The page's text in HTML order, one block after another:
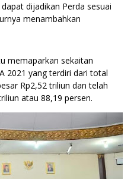
dijadikan Perda sesuai
menambahkan
memaparkan sekaitan
2021 yang terdiri dari total
Rp2,52 triliun dan telah
atau 88,19 persen.